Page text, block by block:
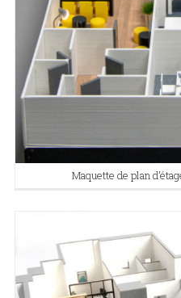
Maquette de plan